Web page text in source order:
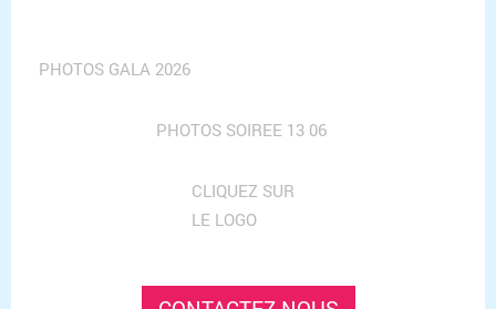
PHOTOS GALA 2026
PHOTOS SOIREE 13 06
CLIQUEZ SUR
LE LOGO